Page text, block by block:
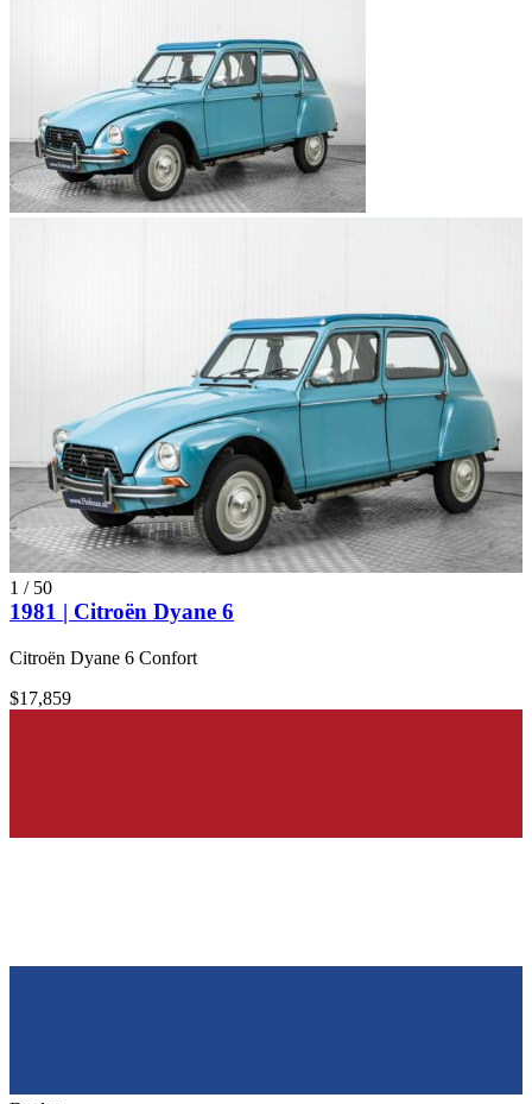
1 / 50
1981 | Citroën Dyane 6
Citroën Dyane 6 Confort
$17,859